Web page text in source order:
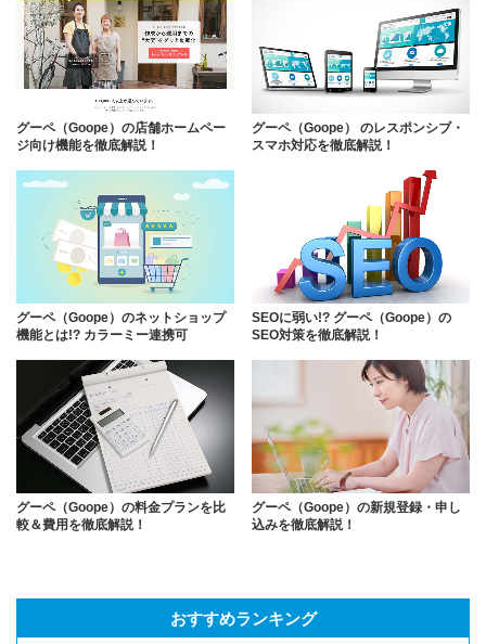
グーペ（Goope）の店舗ホームペー
ジ向け機能を徹底解説！
グーペ（Goope） のレスポンシブ・
スマホ対応を徹底解説！
グーペ（Goope）のネットショップ
機能とは!? カラーミー連携可
SEOに弱い!? グーペ（Goope）の
SEO対策を徹底解説！
グーペ（Goope）の料金プランを比
較＆費用を徹底解説！
グーペ（Goope）の新規登録・申し
込みを徹底解説！
おすすめランキング